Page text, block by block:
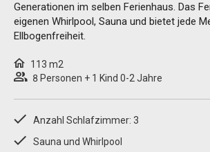
Generationen im selben Ferienhaus. Das
eigenen Whirlpool, Sauna und bietet jede
Ellbogenfreiheit.
113 m2
8 Personen + 1 Kind 0-2 Jahre
Anzahl Schlafzimmer: 3
Sauna und Whirlpool